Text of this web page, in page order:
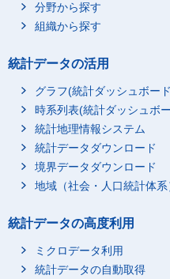
分野から探す
組織から探す
統計データの活用
グラフ(統計ダッシュボー
時系列表(統計ダッシュボ
統計地理情報システム
統計データダウンロード
境界データダウンロード
地域（社会・人口統計体系
統計データの高度利用
ミクロデータ利用
統計データの自動取得